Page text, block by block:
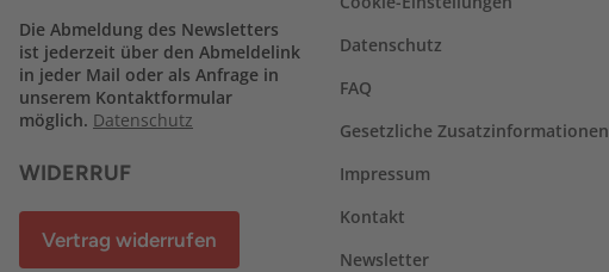
Die Abmeldung des Newsletters
ist jederzeit über den Abmeldelink
in jeder Mail oder als Anfrage in
unserem Kontaktformular
möglich. Datenschutz
WIDERRUF
Vertrag widerrufen
Datenschutz
FAQ
Gesetzliche Zusatzinformationen
Impressum
Kontakt
Newsletter